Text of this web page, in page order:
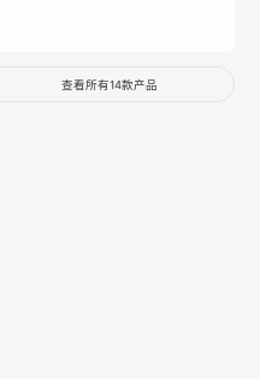
查看所有14款产品